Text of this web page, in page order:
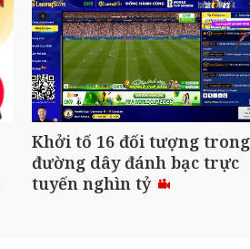
Khởi tố 16 đối tượng trong
đường dây đánh bạc trực
tuyến nghìn tỷ